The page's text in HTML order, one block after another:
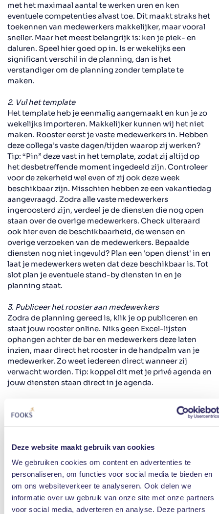
Deze website maakt gebruik van cookies
We gebruiken cookies om content en advertenties te
personaliseren, om functies voor social media te bieden en
om ons websiteverkeer te analyseren. Ook delen we
informatie over uw gebruik van onze site met onze partners
voor social media, adverteren en analyse. Deze partners
met het maximaal aantal te werken uren en ken
eventuele competenties alvast toe. Dit maakt straks het
toekennen van medewerkers makkelijker, maar vooral
sneller. Maar het meest belangrijk is: ken je piek- en
daluren. Speel hier goed op in. Is er wekelijks een
significant verschil in de planning, dan is het
verstandiger om de planning zonder templatete
maken.
2. Vul het template
Het template heb je eenmalig aangemaakt en kun je zo
wekelijks importeren. Makkelijker kunnen wij het niet
maken. Rooster eerst je vaste medewerkers in. Hebben
dezecollega’svaste dagen/tijden waarop zij werken?
Tip: “Pin” deze vast in hettemplate, zodat zij altijd op
het desbetreffende momentingedeeld zijn. Controleer
voor de zekerheid wel even of zij ook deze week
beschikbaar zijn. Misschien hebben ze een vakantiedag
aangevraagd. Zodra alle vaste medewerkers
ingeroosterd zijn, verdeel je dediensten die nog open
staan over de overige medewerkers. Check uiteraard
ook hier even de beschikbaarheid, de wensen en
overige verzoeken van de medewerkers. Bepaalde
diensten nog niet ingevuld? Plan een 'open dienst' in en
laat je medewerkers weten dat deze beschikbaar is. Tot
slot plan je eventuele stand-by diensten in en je
planning staat.
3. Publiceer het rooster aan medewerkers
Zodra de planning gereed is, klik je op publiceren en
staat jouw rooster online. Niks geen Excel-lijsten
ophangen achter de baren medewerkers deze laten
inzien, maar direct het rooster in de handpalm van je
medewerker. Zo weet iedereen direct wanneer zij
verwacht worden. Tip: koppel dit met je privé agenda en
jouw diensten staan direct in je agenda.
Is een medewerker verhinderd? In de app kunnen
zo handig. Houddaarbijwel je perfect afgestemde
loonkostenpercentage
in de gaten
Plan met Fooks
Roosters maken, uren registreren, verlof en verzuim
bijhouden, personeelsdossiers en contracten opstellen: